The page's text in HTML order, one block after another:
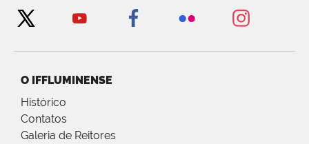
O IFFLUMINENSE
Histórico
Contatos
Galeria de Reitores